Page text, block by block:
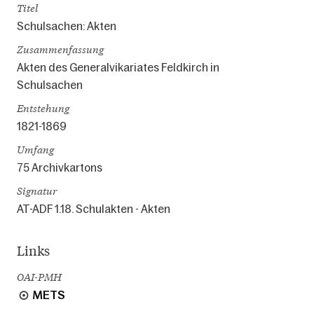
Titel
Schulsachen: Akten
Zusammenfassung
Akten des Generalvikariates Feldkirch in
Schulsachen
Entstehung
1821-1869
Umfang
75 Archivkartons
Signatur
AT-ADF 1.18. Schulakten - Akten
Links
OAI-PMH
METS